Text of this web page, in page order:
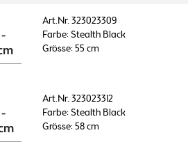
Art.Nr. 323023309
Farbe: Stealth Black
Grösse: 55 cm
Art.Nr. 323023312
Farbe: Stealth Black
Grösse: 58 cm